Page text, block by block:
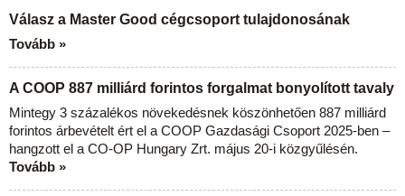
Válasz a Master Good cégcsoport tulajdonosának
Tovább »
A COOP 887 milliárd forintos forgalmat bonyolított tavaly
Mintegy 3 százalékos növekedésnek köszönhetően 887 milliárd
forintos árbevételt ért el a COOP Gazdasági Csoport 2025-ben –
hangzott el a CO-OP Hungary Zrt. május 20-i közgyűlésén.
Tovább »